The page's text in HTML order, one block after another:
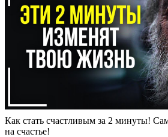
Как стать счастливым за 2 минуты!
на счастье!